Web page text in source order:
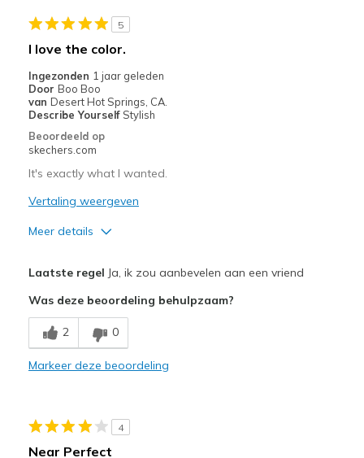
5
I love the color.
Ingezonden 1 jaar geleden
Door Boo Boo
van Desert Hot Springs, CA.
Describe Yourself Stylish
Beoordeeld op
skechers.com
It's exactly what I wanted.
Vertaling weergeven
Meer details
Breathe Well
Comfortable
Beste toepassingen
Laatste regel Ja, ik zou aanbevelen aan een vriend
Was deze beoordeling behulpzaam?
2 0
Markeer deze beoordeling
4
Near Perfect